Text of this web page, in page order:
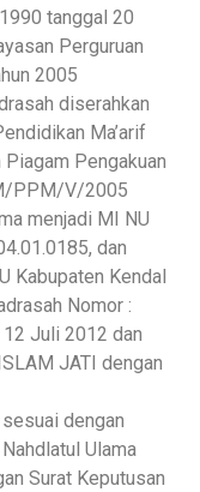
tanggal 20
Perguruan
2005
diserahkan
Ma’arif
Pengakuan
PPM/V/2005
menjadi MI NU
dan
Kabupaten Kendal
Nomor :
Juli 2012 dan
JATI dengan
dengan
Ulama
Surat Keputusan